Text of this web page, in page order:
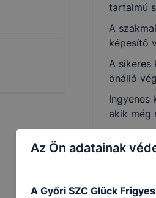
tartalmú
A
képesítő
A
önálló
Ingyenes
akik még
A
Az Ön adatainak
A Győri SZC Glück